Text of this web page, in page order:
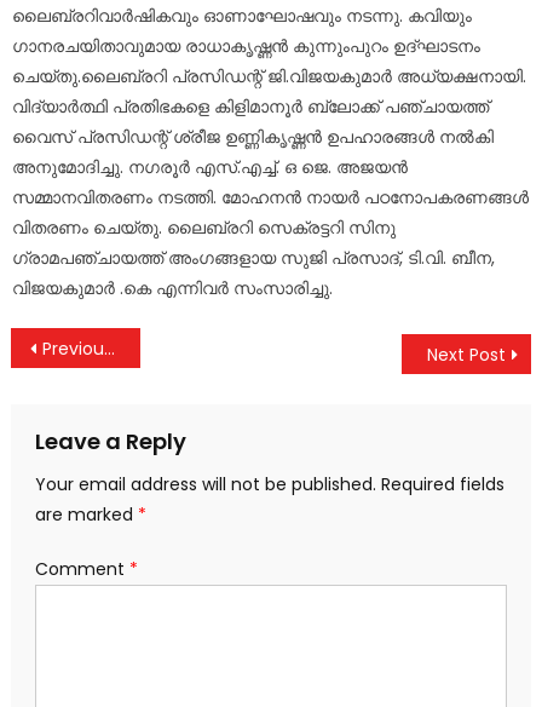
ലൈബ്രറിവാർഷികവും ഓണാഘോഷവും നടന്നു. കവിയും
ഗാനരചയിതാവുമായ രാധാകൃഷ്ണൻ കുന്നുംപുറം ഉദ്ഘാടനം
ചെയ്തു.ലൈബ്രറി പ്രസിഡന്റ് ജി.വിജയകുമാർ അധ്യക്ഷനായി.
വിദ്യാർത്ഥി പ്രതിഭകളെ കിളിമാനൂർ ബ്ലോക്ക് പഞ്ചായത്ത്
വൈസ് പ്രസിഡന്റ് ശ്രീജ ഉണ്ണികൃഷ്ണൻ ഉപഹാരങ്ങൾ നൽകി
അനുമോദിച്ചു. നഗരൂർ എസ്.എച്ച്. ഒ ജെ. അജയൻ
സമ്മാനവിതരണം നടത്തി. മോഹനൻ നായർ പഠനോപകരണങ്ങൾ
വിതരണം ചെയ്തു. ലൈബ്രറി സെക്രട്ടറി സിനു
ഗ്രാമപഞ്ചായത്ത് അംഗങ്ങളായ സുജി പ്രസാദ്, ടി.വി. ബീന,
വിജയകുമാർ .കെ എന്നിവർ സംസാരിച്ചു.
Post
Previous Post Next Post
Leave a Reply
Your email address will not be published. Required fields
are marked *
Comment *